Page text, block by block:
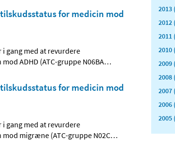
for medicin mod
gang med at revurdere
ADHD (ATC-gruppe N06BA…
for medicin mod
gang med at revurdere
migræne (ATC-gruppe N02C…
2013
2012
2011
2010
2009
2008
2007
2006
2005